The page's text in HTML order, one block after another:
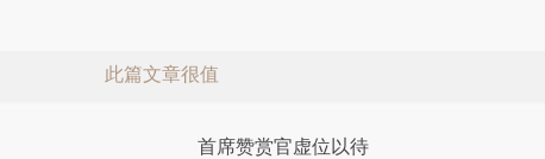
此篇文章很值
首席赞赏官虚位以待